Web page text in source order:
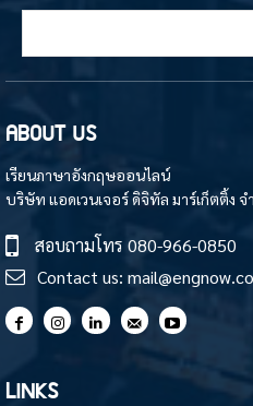
ABOUT US
เรียนภาษาอังกฤษออนไลน์
บริษัท แอดเวนเจอร์ ดิจิทัล มาร์เก็ตติ้ง จ
สอบถามโทร 080-966-0850
Contact us: mail@engnow.co
LINKS